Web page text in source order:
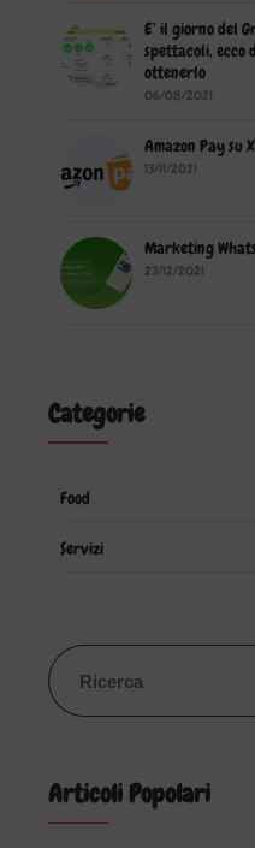
E’ il giorno del
spettacoli, ecco
ottenerlo
06/08/2021
Amazon Pay su
13/11/2021
Marketing
23/12/2021
Categorie
Food
Servizi
Articoli Popolari